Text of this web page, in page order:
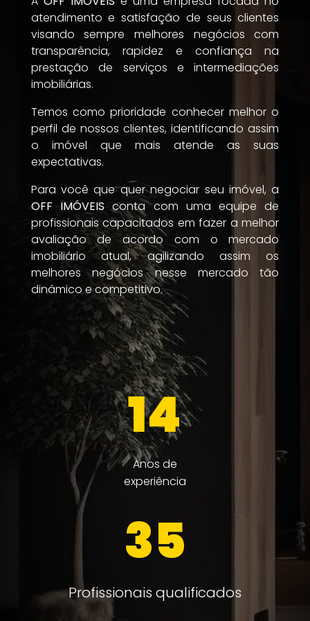
atendimento e satisfação de seus clientes
visando sempre melhores negócios com
transparência, rapidez e confiança na
prestação de serviços e intermediações
imobiliárias.
Temos como prioridade conhecer melhor o
perfil de nossos clientes, identificando assim
o imóvel que mais atende as suas
expectativas.
Para você que quer negociar seu imóvel, a
OFF IMÓVEIS conta com uma equipe de
profissionais capacitados em fazer a melhor
avaliação de acordo com o mercado
imobiliário atual, agilizando assim os
melhores negócios nesse mercado tão
dinâmico e competitivo.
14
Anos de
experiência
35
Profissionais qualificados